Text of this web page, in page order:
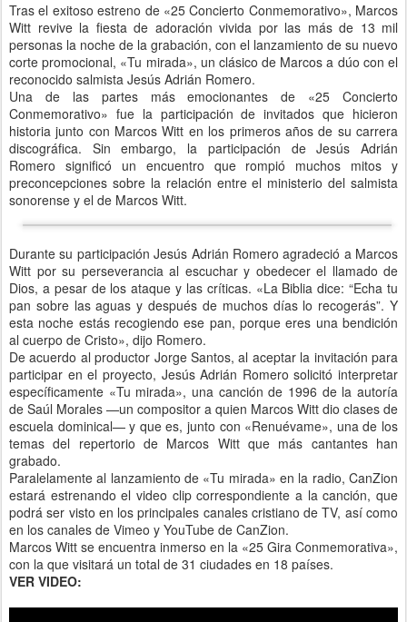
Tras el exitoso estreno de «25 Concierto Conmemorativo», Marcos
Witt revive la fiesta de adoración vivida por las más de 13 mil
personas la noche de la grabación, con el lanzamiento de su nuevo
corte promocional, «Tu mirada», un clásico de Marcos a dúo con el
reconocido salmista Jesús Adrián Romero.
Una de las partes más emocionantes de «25 Concierto
Conmemorativo» fue la participación de invitados que hicieron
historia junto con Marcos Witt en los primeros años de su carrera
discográfica. Sin embargo, la participación de Jesús Adrián
Romero significó un encuentro que rompió muchos mitos y
preconcepciones sobre la relación entre el ministerio del salmista
sonorense y el de Marcos Witt.
Durante su participación Jesús Adrián Romero agradeció a Marcos
Witt por su perseverancia al escuchar y obedecer el llamado de
Dios, a pesar de los ataque y las críticas. «La Biblia dice: “Echa tu
pan sobre las aguas y después de muchos días lo recogerás”. Y
esta noche estás recogiendo ese pan, porque eres una bendición
al cuerpo de Cristo», dijo Romero.
De acuerdo al productor Jorge Santos, al aceptar la invitación para
participar en el proyecto, Jesús Adrián Romero solicitó interpretar
específicamente «Tu mirada», una canción de 1996 de la autoría
de Saúl Morales —un compositor a quien Marcos Witt dio clases de
escuela dominical— y que es, junto con «Renuévame», una de los
temas del repertorio de Marcos Witt que más cantantes han
grabado.
Paralelamente al lanzamiento de «Tu mirada» en la radio, CanZion
estará estrenando el video clip correspondiente a la canción, que
podrá ser visto en los principales canales cristiano de TV, así como
en los canales de Vimeo y YouTube de CanZion.
Marcos Witt se encuentra inmerso en la «25 Gira Conmemorativa»,
con la que visitará un total de 31 ciudades en 18 países.
VER VIDEO: